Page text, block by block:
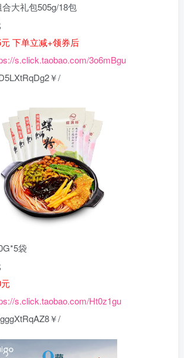
大礼包505g/18包
元 下单立减+领券后
s.click.taobao.com/3o6mBgu
￥/
袋
s.click.taobao.com/Ht0z1gu
￥/